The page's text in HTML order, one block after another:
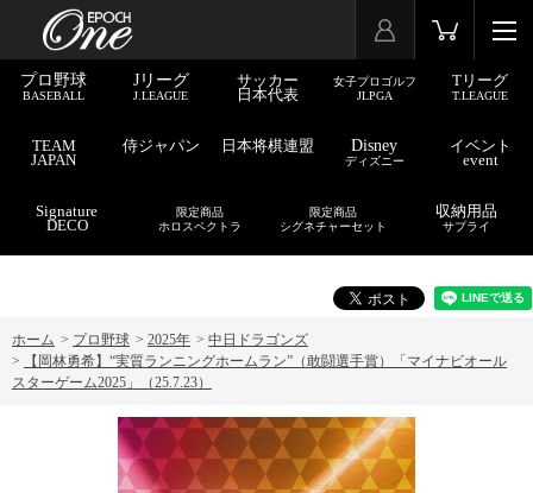
プロ野球
BASEBALL
Jリーグ
J.LEAGUE
サッカー
日本代表
女子プロゴルフ
JLPGA
Tリーグ
T.LEAGUE
TEAM
JAPAN
侍ジャパン 日本将棋連盟 Disney
ディズニー
イベント
event
Signature
DECO
限定商品
ホロスペクトラ
限定商品
シグネチャーセット
収納用品
サプライ
ホーム > プロ野球 > 2025年 > 中日ドラゴンズ
>
【岡林勇希】“実質ランニングホームラン”（敢闘選手賞）「マイナビオール
スターゲーム2025」（25.7.23）